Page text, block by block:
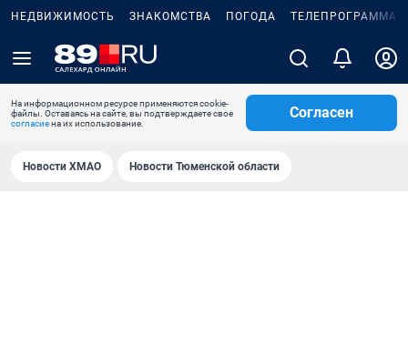
НЕДВИЖИМОСТЬ ЗНАКОМСТВА ПОГОДА ТЕЛЕПРОГРАММА
На информационном ресурсе применяются cookie-
файлы. Оставаясь на сайте, вы подтверждаете свое
согласиена их использование.
Согласен
Новости ХМАО Новости Тюменской области